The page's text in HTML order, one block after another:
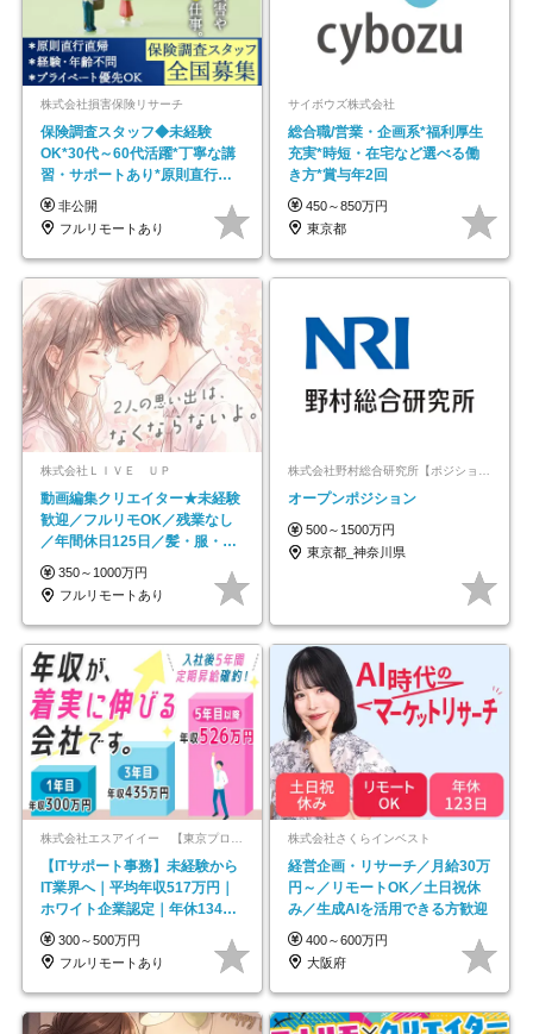
株式会社損害保険リサーチ
保険調査スタッフ◆未経験
OK*30代～60代活躍*丁寧な講
習・サポートあり*原則直行直
帰／全国募集・業務委託
非公開
フルリモートあり
サイボウズ株式会社
総合職/営業・企画系*福利厚生
充実*時短・在宅など選べる働
き方*賞与年2回
450～850万円
東京都
株式会社ＬＩＶＥ ＵＰ
動画編集クリエイター★未経験
歓迎／フルリモOK／残業なし
／年間休日125日／髪・服・ネ
イル自由／研修充実で安心
350～1000万円
フルリモートあり
オープンポジション
500～1500万円
東京都_神奈川県
【ITサポート事務】未経験から
IT業界へ｜平均年収517万円｜
ホワイト企業認定｜年休134日
｜リモートOK
300～500万円
フルリモートあり
株式会社さくらインベスト
経営企画・リサーチ／月給30万
円～／リモートOK／土日祝休
み／生成AIを活用できる方歓迎
400～600万円
大阪府